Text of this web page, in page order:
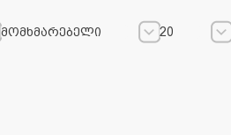
მომხმარებელი
20